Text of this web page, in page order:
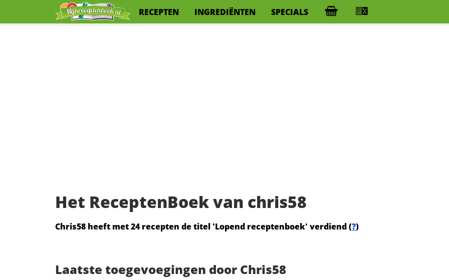
RECEPTEN INGREDIËNTEN SPECIALS
Het ReceptenBoek van chris58
Chris58 heeft met 24 recepten de titel 'Lopend receptenboek' verdiend (?)
Laatste toegevoegingen door Chris58